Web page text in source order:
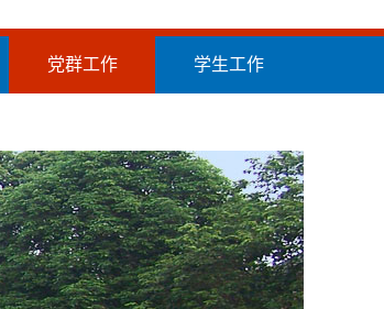
党群工作 学生工作